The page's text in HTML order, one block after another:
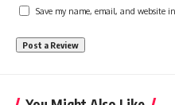
Save my name, email, and website